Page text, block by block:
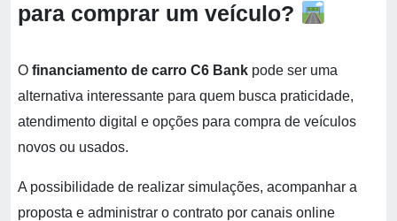
para comprar um veículo?
O financiamento de carro C6 Bank pode ser uma
alternativa interessante para quem busca praticidade,
atendimento digital e opções para compra de veículos
novos ou usados.
A possibilidade de realizar simulações, acompanhar a
proposta e administrar o contrato por canais online